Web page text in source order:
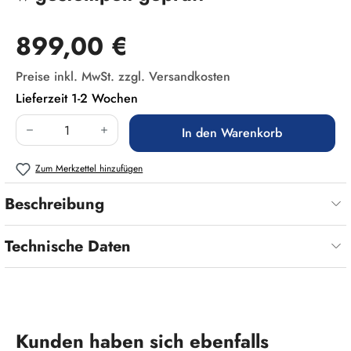
Regulärer Preis:
899,00 €
Preise inkl. MwSt. zzgl. Versandkosten
Lieferzeit 1-2 Wochen
Produkt Anzahl: Gib den gewünschten Wert
In den Warenkorb
Zum Merkzettel hinzufügen
Beschreibung
Technische Daten
Produktgalerie überspringen
Kunden haben sich ebenfalls